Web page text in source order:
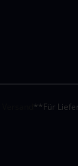
**Für